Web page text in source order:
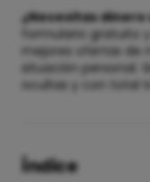
¿Necesitas
formulario gratuito
mejores ofertas
situación personal.
ocultas y con total
Índice